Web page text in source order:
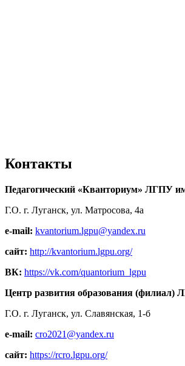
Контакты
Педагогический «Кванториум» ЛГПУ
Г.О. г. Луганск, ул. Матросова, 4а
e-mail: kvantorium.lgpu@yandex.ru
сайт: http://kvantorium.lgpu.org/
ВК: https://vk.com/quantorium_lgpu
Центр развития образования (филиал)
Г.О. г. Луганск, ул. Славянская, 1-б
e-mail: cro2021@yandex.ru
сайт: https://rcro.lgpu.org/